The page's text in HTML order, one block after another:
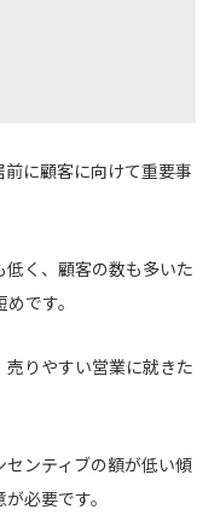
に顧客に向けて重要事
く、顧客の数も多いた
です。
りやすい営業に就きた
ンティブの額が低い傾
必要です。